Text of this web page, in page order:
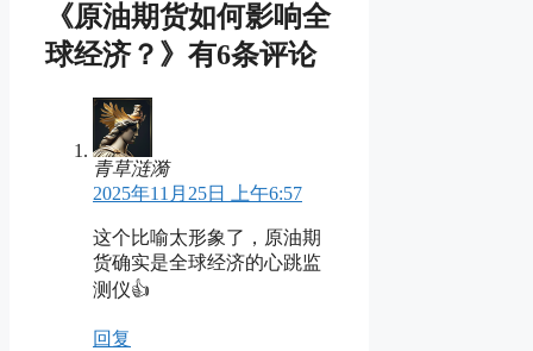
《原油期货如何影响全
球经济？》有6条评论
青草涟漪
2025年11月25日 上午6:57
这个比喻太形象了，原油期
货确实是全球经济的心跳监
测仪👍
回复